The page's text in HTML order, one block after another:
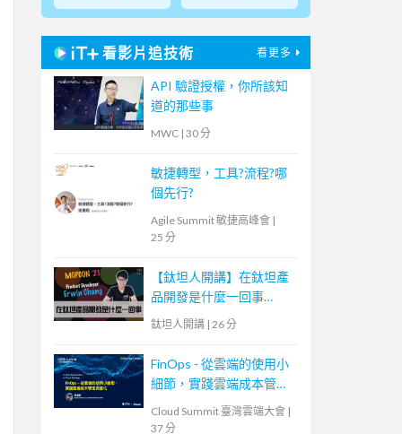
看影片追技術 看更多
API 驗證授權，你所該知
道的那些事
MWC | 30 分
敏捷轉型，工具?流程?哪
個先行?
Agile Summit 敏捷高峰會 |
25 分
【鈦坦人開講】在鈦坦產
品開發是什麼一回事
（MOPCON '21）｜
鈦坦人開講 | 26 分
FinOps - 從雲端的使用小
細節，實踐雲端成本管理
Cloud Summit 臺灣雲端大會 |
37 分